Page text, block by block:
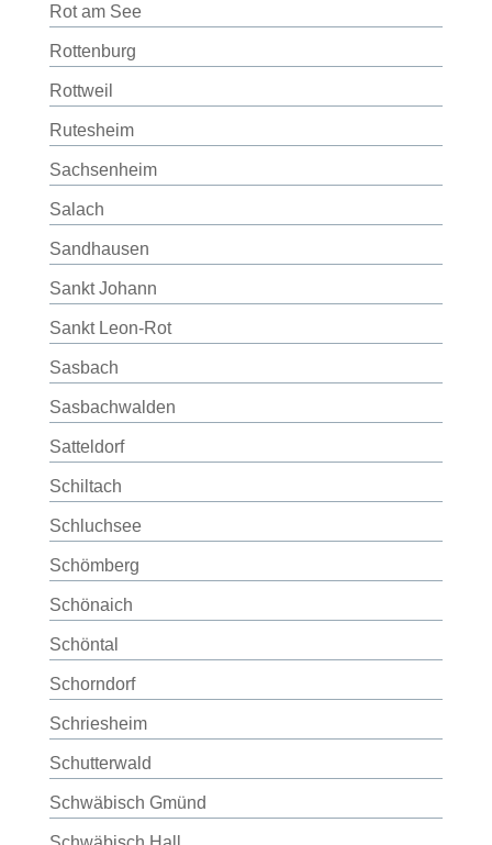
Rot am See
Rottenburg
Rottweil
Rutesheim
Sachsenheim
Salach
Sandhausen
Sankt Johann
Sankt Leon-Rot
Sasbach
Sasbachwalden
Satteldorf
Schiltach
Schluchsee
Schömberg
Schönaich
Schöntal
Schorndorf
Schriesheim
Schutterwald
Schwäbisch Gmünd